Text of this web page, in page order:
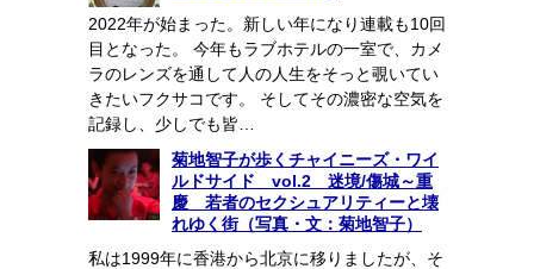
2022年が始まった。新しい年になり連載も10回
目となった。 今年もラブホテルの一室で、カメ
ラのレンズを通して人の人生をそっと覗いてい
きたいフクサコです。 そしてその濃密な空気を
記録し、少しでも皆…
菊地智子が歩くチャイニーズ・ワイ
ルドサイド vol.2 迷境/傷城～重
慶 若者のセクシュアリティーと壊
れゆく街（写真・文：菊地智子）
私は1999年に香港から北京に移りましたが、そ